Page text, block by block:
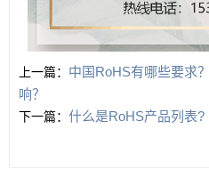
上一篇： 中国RoHS有哪些要求
响？
下一篇： 什么是RoHS产品列表?